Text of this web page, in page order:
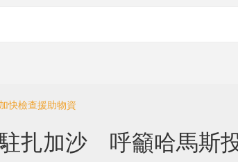
快檢查援助物資
扎加沙 呼籲哈馬斯